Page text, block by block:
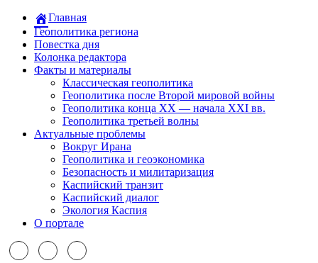
Главная
Геополитика региона
Повестка дня
Колонка редактора
Факты и материалы
Классическая геополитика
Геополитика после Второй мировой войны
Геополитика конца XX — начала XXI вв.
Геополитика третьей волны
Актуальные проблемы
Вокруг Ирана
Геополитика и геоэкономика
Безопасность и милитаризация
Каспийский транзит
Каспийский диалог
Экология Каспия
О портале